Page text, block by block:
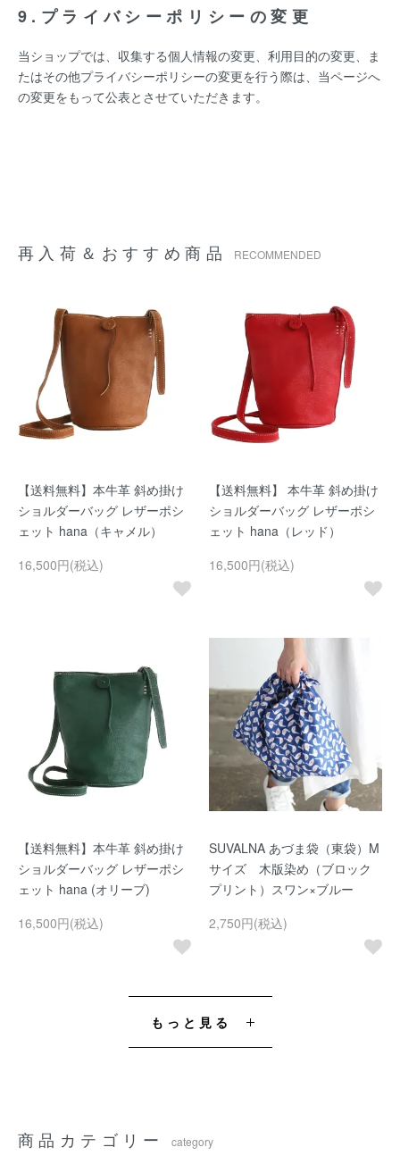
9.プライバシーポリシーの変更
当ショップでは、収集する個人情報の変更、利用目的の変更、ま
たはその他プライバシーポリシーの変更を行う際は、当ページへ
の変更をもって公表とさせていただきます。
再入荷＆おすすめ商品 RECOMMENDED
【送料無料】本牛革 斜め掛け
ショルダーバッグ レザーポシ
ェット hana（キャメル）
16,500円(税込)
【送料無料】 本牛革 斜め掛け
ショルダーバッグ レザーポシ
ェット hana（レッド）
16,500円(税込)
【送料無料】本牛革 斜め掛け
ショルダーバッグ レザーポシ
ェット hana (オリーブ)
16,500円(税込)
SUVALNA あづま袋（東袋）M
サイズ 木版染め（ブロック
プリント）スワン×ブルー
2,750円(税込)
もっと見る
商品カテゴリー category